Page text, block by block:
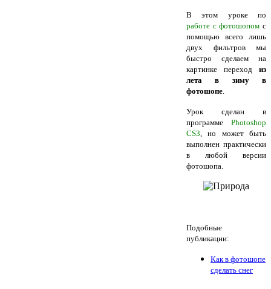
В этом уроке по
работе с фотошопом с
помощью всего лишь
двух фильтров мы
быстро сделаем на
картинке переход из
лета в зиму в
фотошопе
Урок сделан в
программе Photoshop
CS3 , но может быть
выполнен практически
в любой версии
фотошопа.
Подобные
публикации:
Как в фотошопе
сделать снег